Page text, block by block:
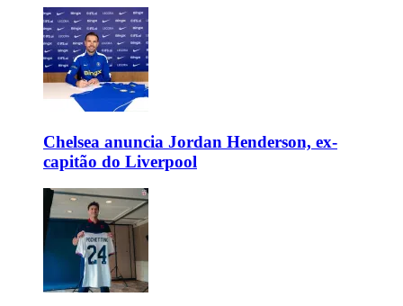
Chelsea anuncia Jordan Henderson, ex-
capitão do Liverpool